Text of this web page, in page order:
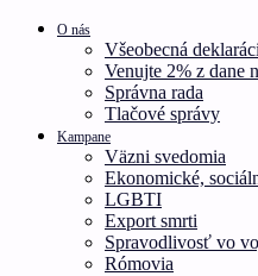
O nás
Všeobecná
Venujte 2% z dane
Správna rada
Tlačové správy
Kampane
Väzni svedomia
Ekonomické,
LGBTI
Export smrti
Spravodlivosť vo
Rómovia